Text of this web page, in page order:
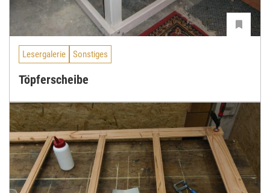
Lesergalerie Sonstiges
Töpferscheibe